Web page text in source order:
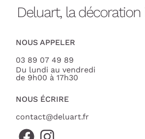
Deluart, la
NOUS APPELER
03 89 07 49 89
Du lundi au vendredi
de 9h00 à 17h30
NOUS ÉCRIRE
contact@deluart.fr